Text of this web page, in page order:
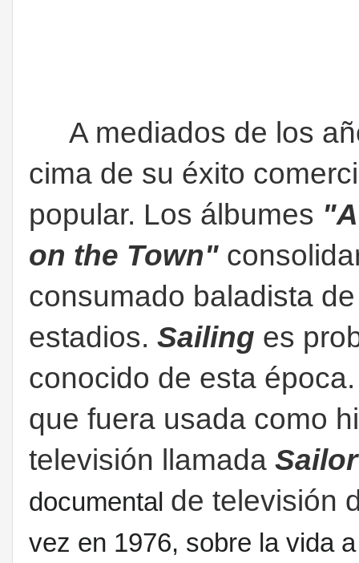
A mediados de los
cima de su éxito
popular. Los álbumes
on the Town"
consumado baladista
estadios. Sailing es
conocido de esta
que fuera usada como
televisión llamada Sailor
documental de televisión
vez en 1976, sobre la vida